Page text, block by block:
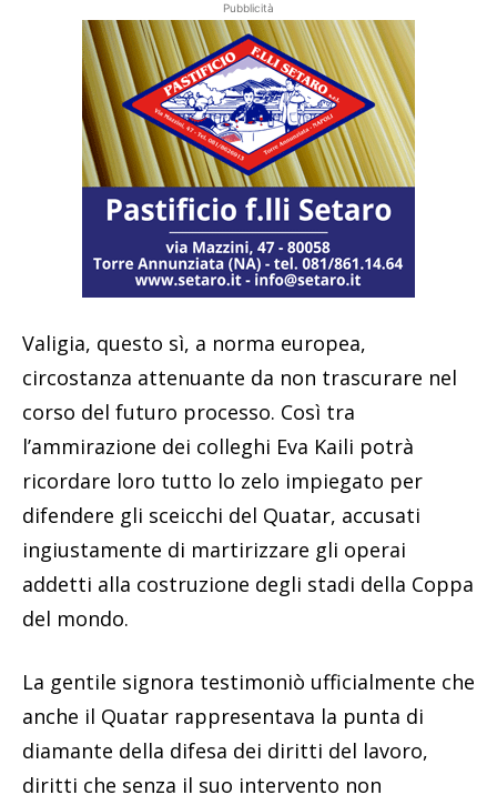
Pubblicità
Valigia, questo sì, a norma europea,
circostanza attenuante da non trascurare nel
corso del futuro processo. Così tra
l’ammirazione dei colleghi Eva Kaili potrà
ricordare loro tutto lo zelo impiegato per
difendere gli sceicchi del Quatar, accusati
ingiustamente di martirizzare gli operai
addetti alla costruzione degli stadi della Coppa
del mondo.
La gentile signora testimoniò ufficialmente che
anche il Quatar rappresentava la punta di
diamante della difesa dei diritti del lavoro,
diritti che senza il suo intervento non